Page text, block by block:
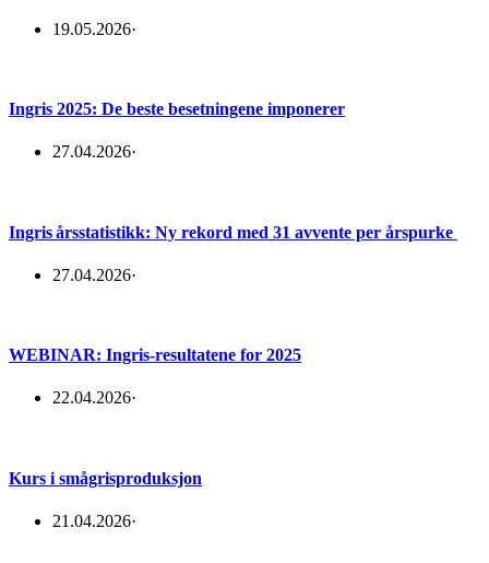
19.05.2026·
Ingris 2025: De beste besetningene imponerer
27.04.2026·
Ingris årsstatistikk: Ny rekord med 31 avvente per årspurke
27.04.2026·
WEBINAR: Ingris-resultatene for 2025
22.04.2026·
Kurs i smågrisproduksjon
21.04.2026·